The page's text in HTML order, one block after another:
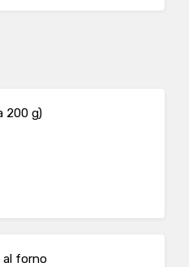
200 g)
al forno